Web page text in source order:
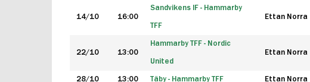
14/10 16:00
Sandvikens IF - Hammarby
TFF
Ettan Norra
22/10 13:00
Hammarby TFF - Nordic
United
Ettan Norra
28/10 13:00 Täby - Hammarby TFF Ettan Norra